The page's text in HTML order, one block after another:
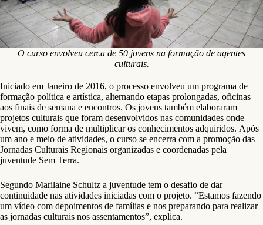
O curso envolveu cerca de 50 jovens na formação de agentes
culturais.
Iniciado em Janeiro de 2016, o processo envolveu um programa de
formação política e artística, alternando etapas prolongadas, oficinas
aos finais de semana e encontros. Os jovens também elaboraram
projetos culturais que foram desenvolvidos nas comunidades onde
vivem, como forma de multiplicar os conhecimentos adquiridos. Após
um ano e meio de atividades, o curso se encerra com a promoção das
Jornadas Culturais Regionais organizadas e coordenadas pela
juventude Sem Terra.
Segundo Marilaine Schultz a juventude tem o desafio de dar
continuidade nas atividades iniciadas com o projeto. “Estamos fazendo
um vídeo com depoimentos de famílias e nos preparando para realizar
as jornadas culturais nos assentamentos”, explica.